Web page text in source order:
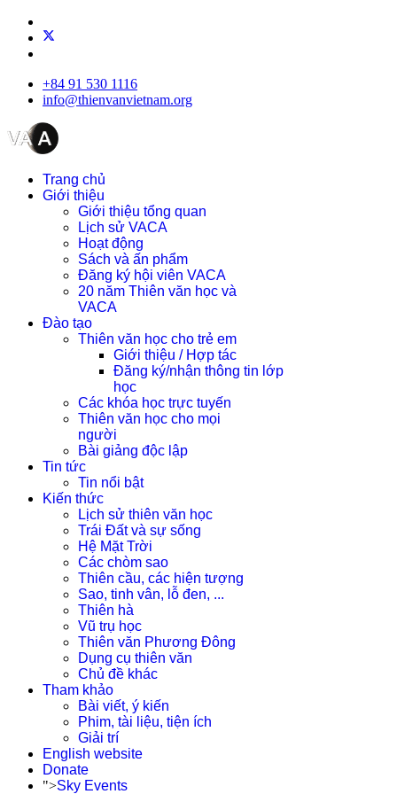
+84 91 530 1116
info@thienvanvietnam.org
Trang chủ
Giới thiệu
Giới thiệu tổng quan
Lịch sử VACA
Hoạt động
Sách và ấn phẩm
Đăng ký hội viên VACA
20 năm Thiên văn học và
VACA
Đào tạo
Thiên văn học cho trẻ em
Giới thiệu / Hợp tác
Đăng ký/nhận thông tin lớp
học
Các khóa học trực tuyến
Thiên văn học cho mọi
người
Bài giảng độc lập
Tin tức
Tin nổi bật
Kiến thức
Lịch sử thiên văn học
Trái Đất và sự sống
Hệ Mặt Trời
Các chòm sao
Thiên cầu, các hiện tượng
Sao, tinh vân, lỗ đen, ...
Thiên hà
Vũ trụ học
Thiên văn Phương Đông
Dụng cụ thiên văn
Chủ đề khác
Tham khảo
Bài viết, ý kiến
Phim, tài liệu, tiện ích
Giải trí
English website
Donate
">Sky Events